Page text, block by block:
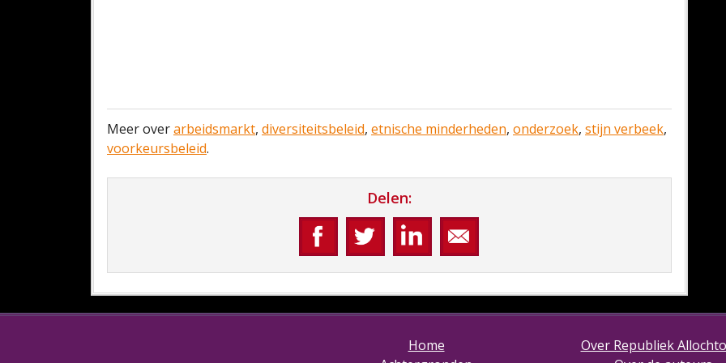
Meer overarbeidsmarkt, diversiteitsbeleid, etnische minderheden, onderzoek, stijn verbeek,
voorkeursbeleid.
Delen:
Home
Over Republiek